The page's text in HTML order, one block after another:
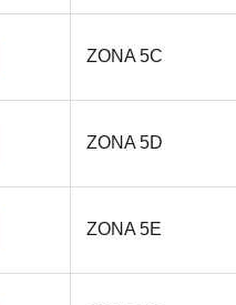
ZONA 5C
ZONA 5D
ZONA 5E